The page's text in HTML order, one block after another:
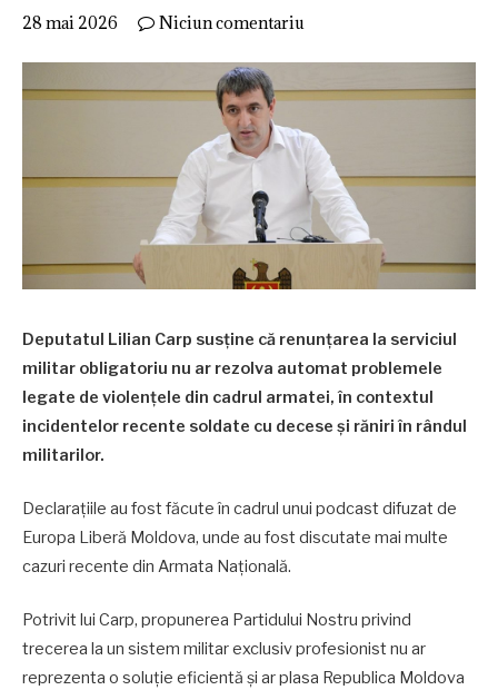
28 mai 2026 Niciun comentariu
Deputatul Lilian Carp susține că renunțarea la serviciul
militar obligatoriu nu ar rezolva automat problemele
legate de violențele din cadrul armatei, în contextul
incidentelor recente soldate cu decese și răniri în rândul
militarilor.
Declarațiile au fost făcute în cadrul unui podcast difuzat de
Europa Liberă Moldova, unde au fost discutate mai multe
cazuri recente din Armata Națională.
Potrivit lui Carp, propunerea Partidului Nostru privind
trecerea la un sistem militar exclusiv profesionist nu ar
reprezenta o soluție eficientă și ar plasa Republica Moldova